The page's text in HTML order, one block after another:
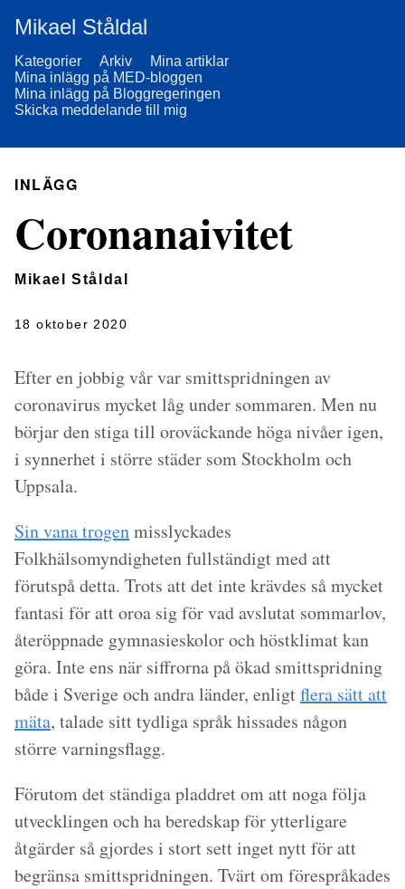
Mikael Ståldal
Kategorier Arkiv
Mina artiklar
Mina inlägg på MED-bloggen
Mina inlägg på Bloggregeringen
Skicka meddelande till mig
INLÄGG
Coronanaivitet
Mikael Ståldal
18 oktober 2020
Efter en jobbig vår var smittspridningen av
coronavirus mycket låg under sommaren. Men nu
börjar den stiga till oroväckande höga nivåer igen,
i synnerhet i större städer som Stockholm och
Uppsala.
Sin vana trogenmisslyckades
Folkhälsomyndigheten fullständigt med att
förutspå detta. Trots att det inte krävdes så mycket
fantasi för att oroa sig för vad avslutat sommarlov,
återöppnade gymnasieskolor och höstklimat kan
göra. Inte ens när siffrorna på ökad smittspridning
både i Sverige och andra länder, enligtflera sätt att
mäta, talade sitt tydliga språk hissades någon
större varningsflagg.
Förutom det ständiga pladdret om att noga följa
utvecklingen och ha beredskap för ytterligare
åtgärder så gjordes i stort sett inget nytt för att
begränsa smittspridningen. Tvärt om förespråkades